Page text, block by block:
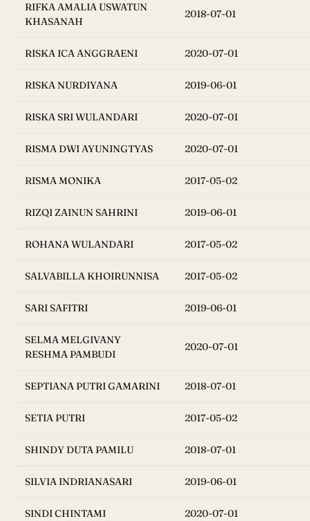
RIFKA AMALIA USWATUN
KHASANAH
2018-07-01
RISKA ICA ANGGRAENI 2020-07-01
RISKA NURDIYANA 2019-06-01
RISKA SRI WULANDARI 2020-07-01
RISMA DWI AYUNINGTYAS 2020-07-01
RISMA MONIKA 2017-05-02
RIZQI ZAINUN SAHRINI 2019-06-01
ROHANA WULANDARI 2017-05-02
SALVABILLA KHOIRUNNISA 2017-05-02
SARI SAFITRI 2019-06-01
SELMA MELGIVANY
RESHMA PAMBUDI
2020-07-01
SEPTIANA PUTRI GAMARINI 2018-07-01
SETIA PUTRI 2017-05-02
SHINDY DUTA PAMILU 2018-07-01
SILVIA INDRIANASARI 2019-06-01
SINDI CHINTAMI 2020-07-01